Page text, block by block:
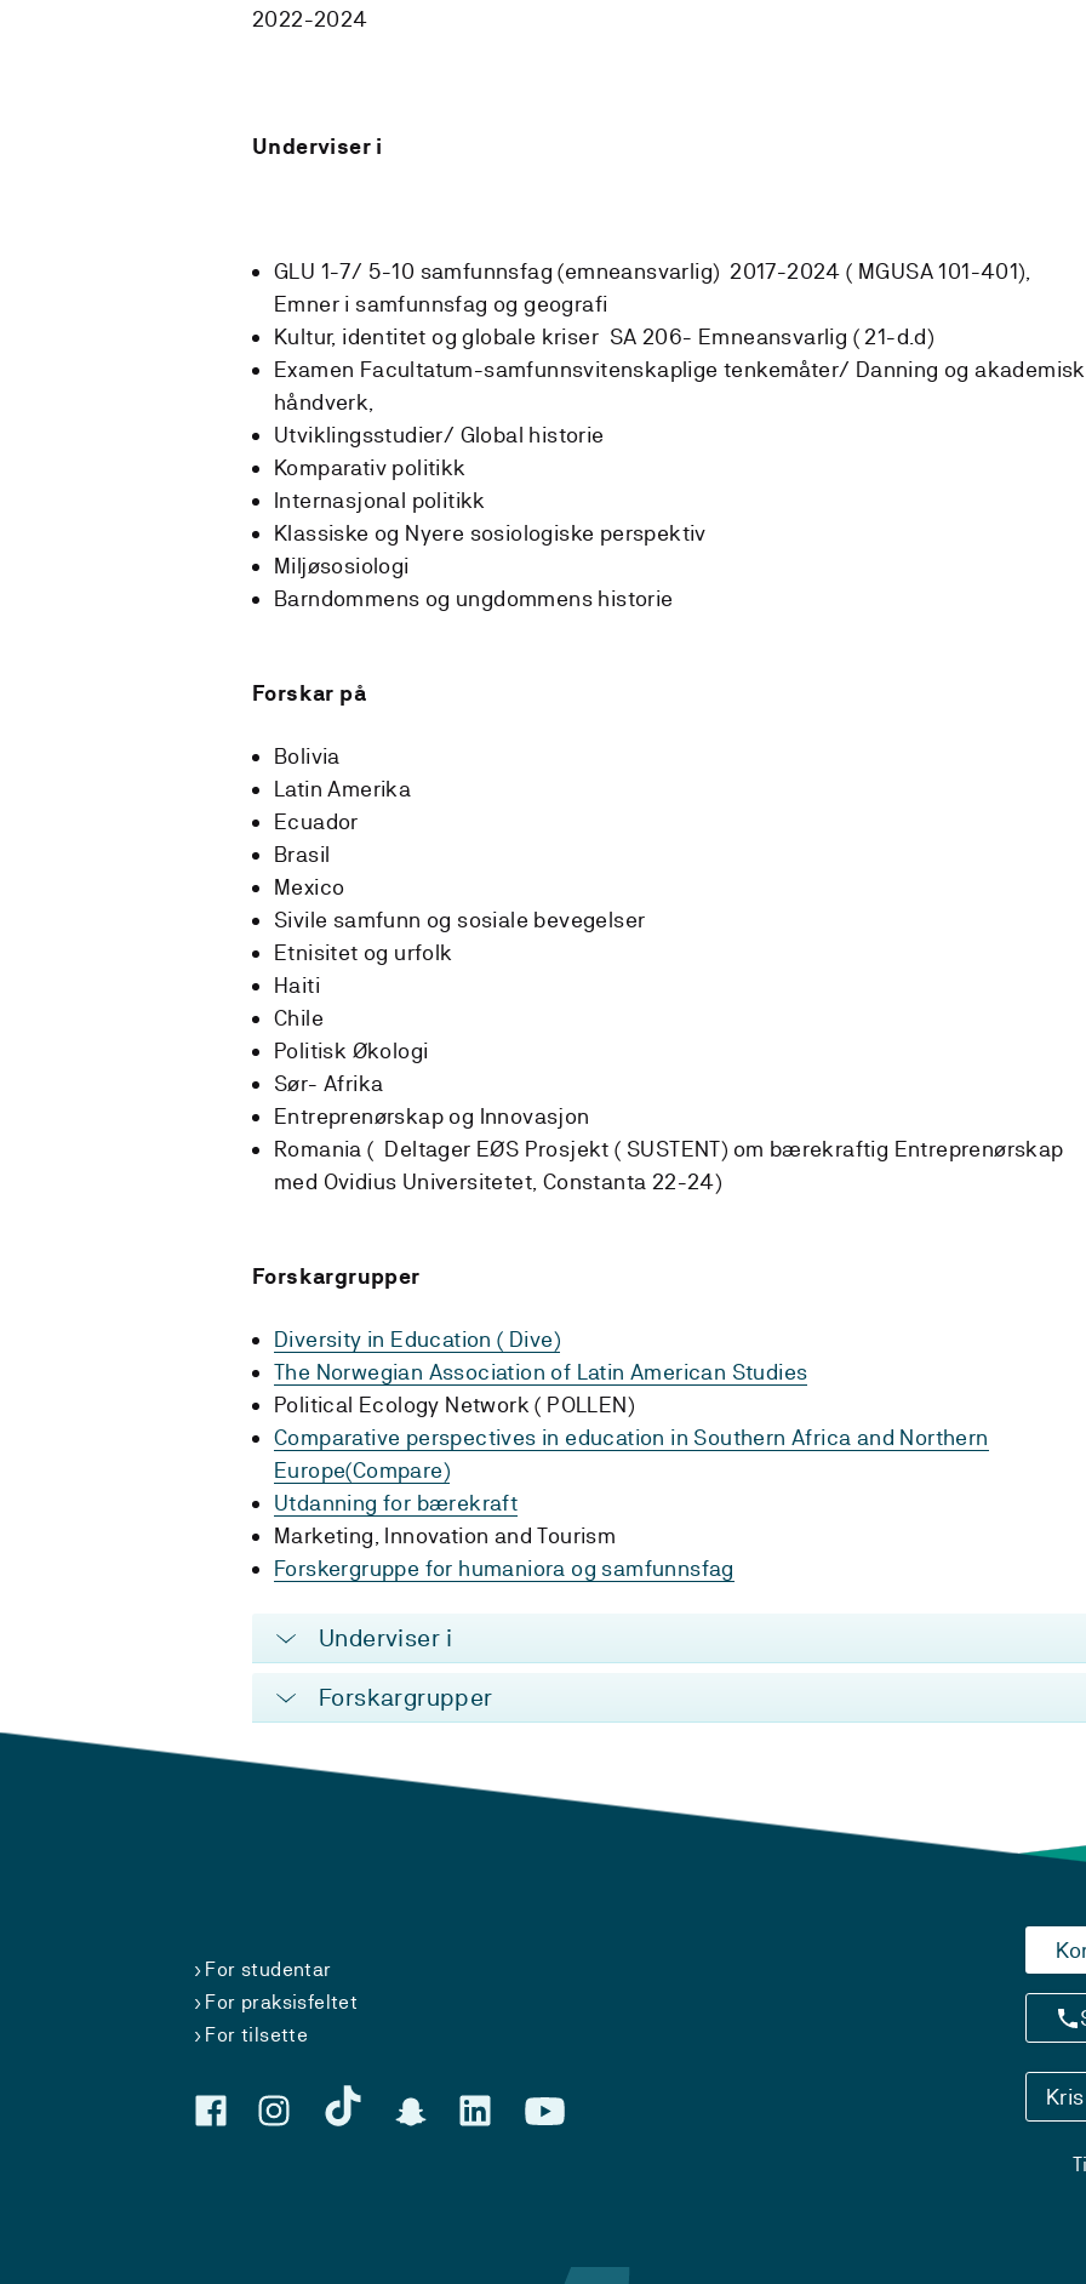
2022-2024
Underviser i
GLU 1-7/ 5-10 samfunnsfag (emneansvarlig) 2017-2024 ( MGUSA 101-401),
Emner i samfunnsfag og geografi
Kultur, identitet og globale kriser SA 206- Emneansvarlig ( 21-d.d)
Examen Facultatum-samfunnsvitenskaplige tenkemåter/ Danning og akademisk
håndverk,
Utviklingsstudier/ Global historie
Komparativ politikk
Internasjonal politikk
Klassiske og Nyere sosiologiske perspektiv
Miljøsosiologi
Barndommens og ungdommens historie
Forskar på
Bolivia
Latin Amerika
Ecuador
Brasil
Mexico
Sivile samfunn og sosiale bevegelser
Etnisitet og urfolk
Haiti
Chile
Politisk Økologi
Sør- Afrika
Entreprenørskap og Innovasjon
Romania ( Deltager EØS Prosjekt ( SUSTENT) om bærekraftig Entreprenørskap
med Ovidius Universitetet, Constanta 22-24)
Forskargrupper
Diversity in Education ( Dive)
The Norwegian Association of Latin American Studies
Political Ecology Network ( POLLEN)
Comparative perspectives in education in Southern Africa and Northern
Europe(Compare)
Utdanning for bærekraft
Marketing, Innovation and Tourism
Forskergruppe for humaniora og samfunnsfag
Underviser i
Forskargrupper
For studentar
For praksisfeltet
For tilsette